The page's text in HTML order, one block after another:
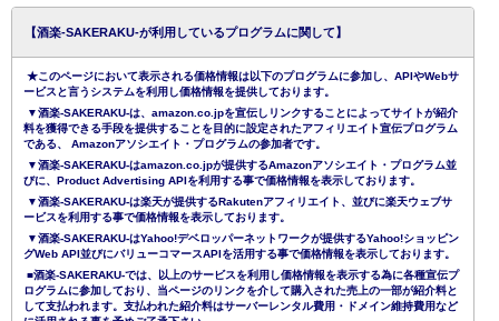
【酒楽-SAKERAKU-が利用しているプログラムに関して】
★このページにおいて表示される価格情報は以下のプログラムに参加し、APIやWebサ
ービスと言うシステムを利用し価格情報を提供しております。
▼酒楽-SAKERAKU-は、amazon.co.jpを宣伝しリンクすることによってサイトが紹介
料を獲得できる手段を提供することを目的に設定されたアフィリエイト宣伝プログラム
である、 Amazonアソシエイト・プログラムの参加者です。
▼酒楽-SAKERAKU-はamazon.co.jpが提供するAmazonアソシエイト・プログラム並
びに、Product Advertising APIを利用する事で価格情報を表示しております。
▼酒楽-SAKERAKU-は楽天が提供するRakutenアフィリエイト、並びに楽天ウェブサ
ービスを利用する事で価格情報を表示しております。
▼酒楽-SAKERAKU-はYahoo!デベロッパーネットワークが提供するYahoo!ショッピン
グWeb API並びにバリューコマースAPIを活用する事で価格情報を表示しております。
■酒楽-SAKERAKU-では、以上のサービスを利用し価格情報を表示する為に各種宣伝プ
ログラムに参加しており、当ページのリンクを介して購入された売上の一部が紹介料と
して支払われます。支払われた紹介料はサーバーレンタル費用・ドメイン維持費用など